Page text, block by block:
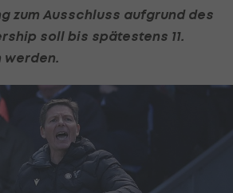
zum Ausschluss aufgrund des
soll bis spätestens 11.
werden.